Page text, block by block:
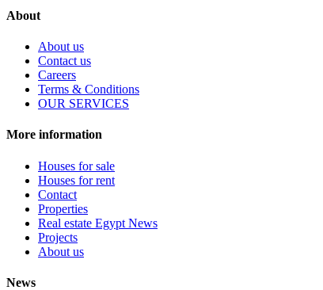
About
About us
Contact us
Careers
Terms & Conditions
OUR SERVICES
More information
Houses for sale
Houses for rent
Contact
Properties
Real estate Egypt News
Projects
About us
News